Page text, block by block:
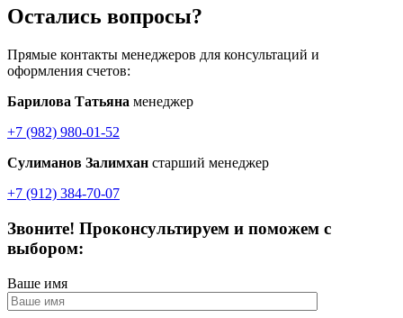
Остались вопросы?
Прямые контакты менеджеров для консультаций и
оформления счетов:
Барилова Татьяна менеджер
+7 (982) 980-01-52
Сулиманов Залимхан старший менеджер
+7 (912) 384-70-07
Звоните! Проконсультируем и поможем с
выбором:
Ваше имя